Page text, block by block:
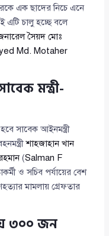
এক ছাদের নিচে এনে
এটি চালু হচ্ছে বলে
সৈয়দ মোঃ
Md. Motaher
মন্ত্রী-
সাবেক আইনমন্ত্রী
শাহজাহান খান
(Salman F
ও সচিব পর্যায়ের বেশ
মামলায় গ্রেফতার
৩০০ জন